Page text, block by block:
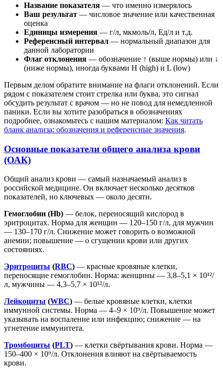
Название показателя — что именно измерялось
Ваш результат — числовое значение или качественная
оценка
Единицы измерения — г/л, мкмоль/л, Ед/л и т.д.
Референсный интервал — нормальный диапазон для
данной лаборатории
Флаг отклонения — обозначение ↑ (выше нормы) или ↓
(ниже нормы), иногда буквами H (high) и L (low)
Первым делом обратите внимание на флаги отклонений. Если
рядом с показателем стоит стрелка или буква, это сигнал
обсудить результат с врачом — но не повод для немедленной
паники. Если вы хотите разобраться в обозначениях
подробнее, ознакомьтесь с нашим материалом: Как читать
бланк анализа: обозначения и референсные значения.
Основные показатели общего анализа крови
(ОАК)
Общий анализ крови — самый назначаемый анализ в
российской медицине. Он включает несколько десятков
показателей, но ключевых — около десяти.
Гемоглобин (Hb) — белок, переносящий кислород в
эритроцитах. Норма для женщин — 120–150 г/л, для мужчин
— 130–170 г/л. Снижение может говорить о возможной
анемии; повышение — о сгущении крови или других
состояниях.
Эритроциты (RBC) — красные кровяные клетки,
переносящие гемоглобин. Норма: женщины — 3,8–5,1 × 10¹²/
л, мужчины — 4,3–5,7 × 10¹²/л.
Лейкоциты (WBC) — белые кровяные клетки, клетки
иммунной системы. Норма — 4–9 × 10⁹/л. Повышение может
указывать на воспаление или инфекцию; снижение — на
угнетение иммунитета.
Тромбоциты (PLT) — клетки свёртывания крови. Норма —
150–400 × 10⁹/л. Отклонения влияют на свёртываемость
крови.